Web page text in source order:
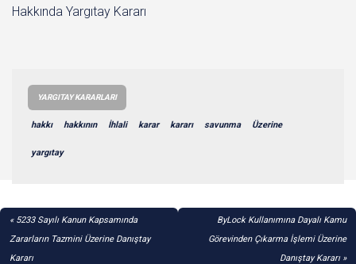
Hakkında Yargıtay Kararı
YARGITAY KARARLARI
hakkı hakkının İhlali karar kararı savunma Üzerine
yargıtay
YAZI
GEZINMESI
5233 Sayılı Kanun Kapsamında
Zararların Tazmini Üzerine Danıştay
Kararı
ByLock Kullanımına Dayalı Kamu
Görevinden Çıkarma İşlemi Üzerine
Danıştay Kararı